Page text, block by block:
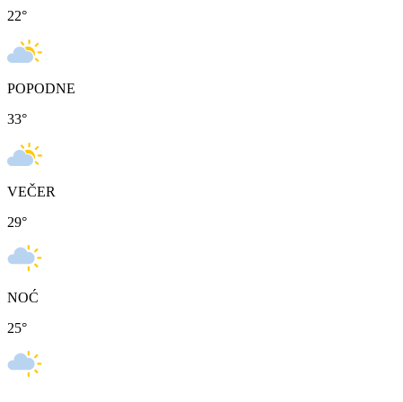
22°
POPODNE
33°
VEČER
29°
NOĆ
25°